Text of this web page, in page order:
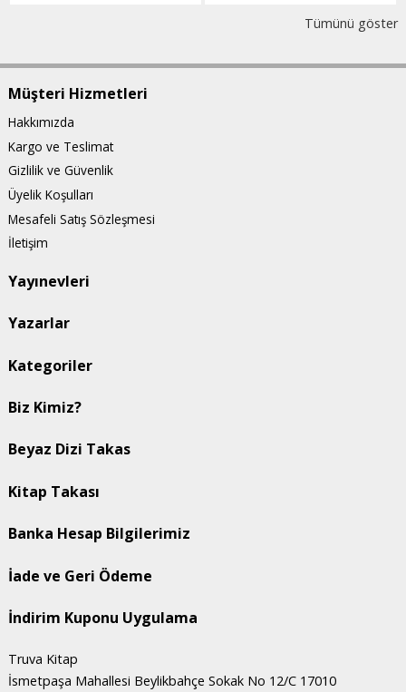
Tümünü göster
Müşteri Hizmetleri
Hakkımızda
Kargo ve Teslimat
Gizlilik ve Güvenlik
Üyelik Koşulları
Mesafeli Satış Sözleşmesi
İletişim
Yayınevleri
Yazarlar
Kategoriler
Biz Kimiz?
Beyaz Dizi Takas
Kitap Takası
Banka Hesap Bilgilerimiz
İade ve Geri Ödeme
İndirim Kuponu Uygulama
Truva Kitap
İsmetpaşa Mahallesi Beylikbahçe Sokak No 12/C 17010